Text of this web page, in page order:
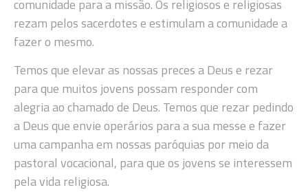
comunidade para a missão. Os religiosos e religiosas
rezam pelos sacerdotes e estimulam a comunidade a
fazer o mesmo.
Temos que elevar as nossas preces a Deus e rezar
para que muitos jovens possam responder com
alegria ao chamado de Deus. Temos que rezar pedindo
a Deus que envie operários para a sua messe e fazer
uma campanha em nossas paróquias por meio da
pastoral vocacional, para que os jovens se interessem
pela vida religiosa.